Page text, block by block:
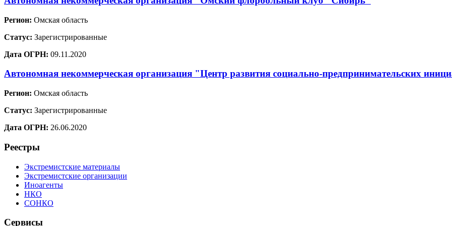
Регион: Омская область
Статус: Зарегистрированные
Дата ОГРН: 09.11.2020
Автономная некоммерческая организация "Центр развития социально-предпринимательских
Регион: Омская область
Статус: Зарегистрированные
Дата ОГРН: 26.06.2020
Реестры
Экстремистские материалы
Экстремистские организации
Иноагенты
НКО
СОНКО
Сервисы